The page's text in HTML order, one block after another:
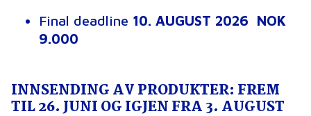
Final deadline 10. AUGUST 2026 NOK
9.000
INNSENDING AV PRODUKTER: FREM
TIL 26. JUNI OG IGJEN FRA 3. AUGUST